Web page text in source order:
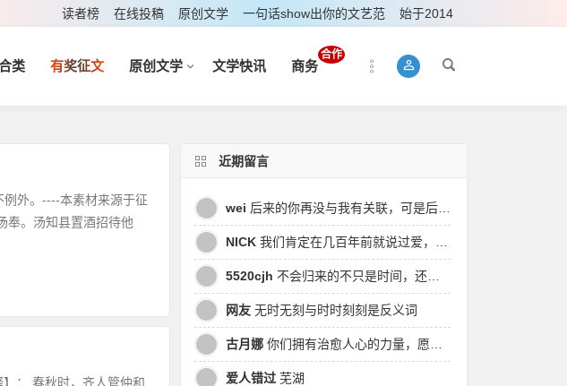
读者榜 在线投稿 原创文学 一句话show出你的文艺范 始于2014
类 有奖征文 原创文学 文学快讯 商务
合作
外。----本素材来源于征
奉。汤知县置酒招待他
： 春秋时，齐人管仲和
近期留言
wei 后来的你再没与我有关联，可是后来我的时间皆是你，都说地球是个圆，为何兜兜转转却走不到原点
NICK 我们肯定在几百年前就说过爱，今生却错过。此生无悔，与你爱过。茕茕孑立，且看我对酒当歌，与影对酌。
5520cjh 不会归来的不只是时间，还有曾经的我
网友 无时无刻与时时刻刻是反义词
古月娜 你们拥有治愈人心的力量，愿也将丑陋的人性一起泯灭吧！
爱人错过 芜湖